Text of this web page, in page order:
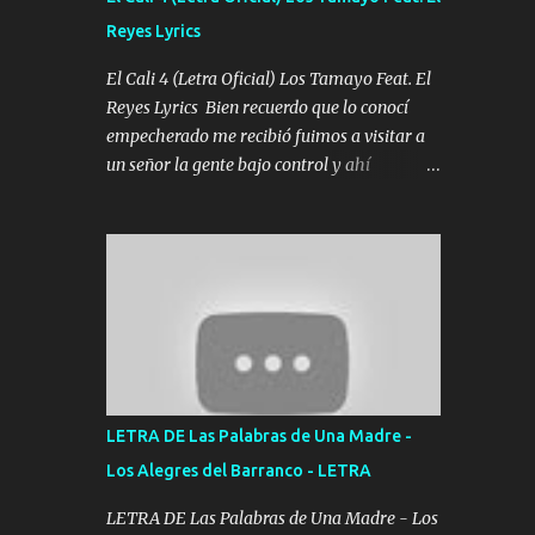
agarrar el vuelo y la mente y tranquilizando
Tomense un buen trago Y así es como
empezamos los versos que voy cantando
(Music) A vido alta y bajas La carreta se
atora Pero nunca le aflojamos Ya me han
pasado cosas Y aunque ustedes no sepan
es...
Reyes Lyrics
El Cali 4 (Letra Oficial) Los Tamayo Feat. El
Reyes Lyrics Bien recuerdo que lo conocí
empecherado me recibió fuimos a visitar a
un señor la gente bajo control y ahí
reglas no secuestr0 no r0bar De La C giró la
orden nos comanda el doble P bien firmes
con Alto PRIETO y la camisa es color Verde y
peleam0s la Bandera por todita a la ciudad
con los drones patrullando la Frontera De
blancas ya hace falta mi APA FLACO verde
se le extraña pa que sepan Aquí Pura GENTE
LETRA DE Las Palabras de Una Madre -
Los Alegres del Barranco - LETRA
LETRA DE Las Palabras de Una Madre - Los